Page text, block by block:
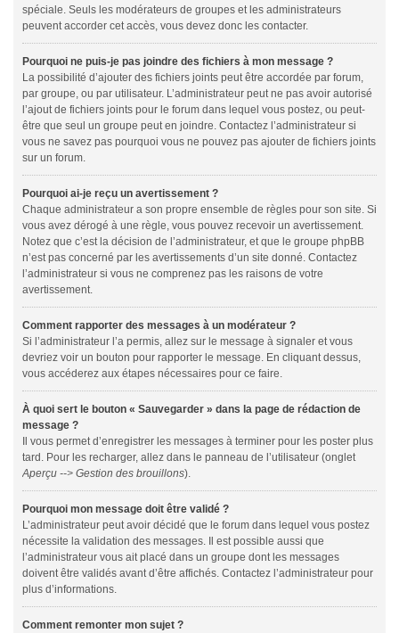
spéciale. Seuls les modérateurs de groupes et les administrateurs
peuvent accorder cet accès, vous devez donc les contacter.
Pourquoi ne puis-je pas joindre des fichiers à mon message ?
La possibilité d’ajouter des fichiers joints peut être accordée par forum,
par groupe, ou par utilisateur. L’administrateur peut ne pas avoir autorisé
l’ajout de fichiers joints pour le forum dans lequel vous postez, ou peut-
être que seul un groupe peut en joindre. Contactez l’administrateur si
vous ne savez pas pourquoi vous ne pouvez pas ajouter de fichiers joints
sur un forum.
Pourquoi ai-je reçu un avertissement ?
Chaque administrateur a son propre ensemble de règles pour son site. Si
vous avez dérogé à une règle, vous pouvez recevoir un avertissement.
Notez que c’est la décision de l’administrateur, et que le groupe phpBB
n’est pas concerné par les avertissements d’un site donné. Contactez
l’administrateur si vous ne comprenez pas les raisons de votre
avertissement.
Comment rapporter des messages à un modérateur ?
Si l’administrateur l’a permis, allez sur le message à signaler et vous
devriez voir un bouton pour rapporter le message. En cliquant dessus,
vous accéderez aux étapes nécessaires pour ce faire.
À quoi sert le bouton « Sauvegarder » dans la page de rédaction de
message ?
Il vous permet d’enregistrer les messages à terminer pour les poster plus
tard. Pour les recharger, allez dans le panneau de l’utilisateur (onglet
Aperçu --> Gestion des brouillons).
Pourquoi mon message doit être validé ?
L’administrateur peut avoir décidé que le forum dans lequel vous postez
nécessite la validation des messages. Il est possible aussi que
l’administrateur vous ait placé dans un groupe dont les messages
doivent être validés avant d’être affichés. Contactez l’administrateur pour
plus d’informations.
Comment remonter mon sujet ?